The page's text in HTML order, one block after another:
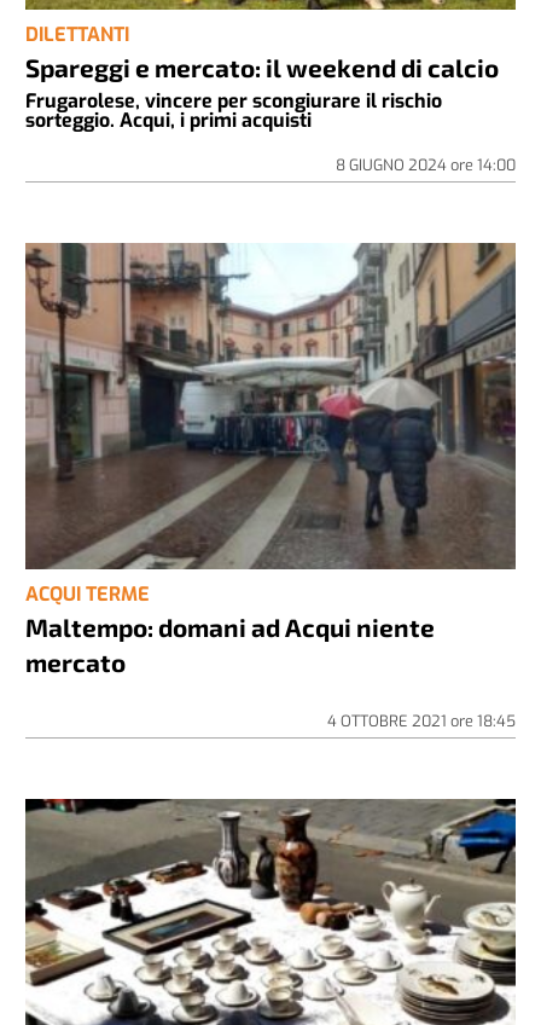
DILETTANTI
Spareggi e mercato: il weekend di calcio
Frugarolese, vincere per scongiurare il rischio
sorteggio. Acqui, i primi acquisti
8 GIUGNO 2024ore 14:00
ACQUI TERME
Maltempo: domani ad Acqui niente
mercato
4 OTTOBRE 2021 ore 18:45